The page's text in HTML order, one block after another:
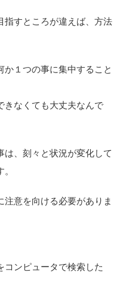
指すところが違えば、方法
１つの事に集中すること
きなくても大丈夫なんで
、刻々と状況が変化して
注意を向ける必要がありま
コンピュータで検索した